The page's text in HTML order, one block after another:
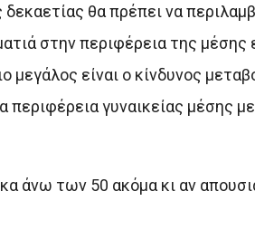
θα πρέπει να
στην περιφέρεια της μέσης
μεγάλος είναι ο κίνδυνος
γυναικείας μέσης
άνω των 50 ακόμα κι αν